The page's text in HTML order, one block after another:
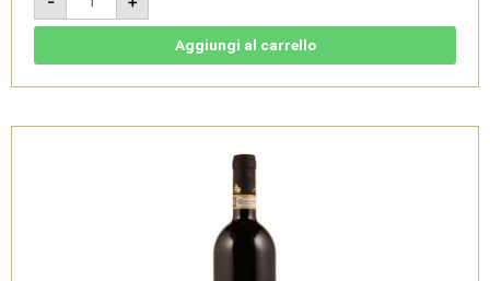
Montalcino
DOC
quantità
Aggiungi al carrello